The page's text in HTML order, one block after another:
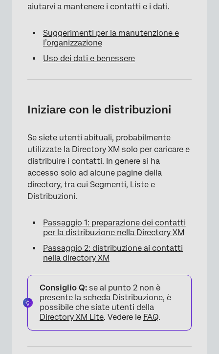
aiutarvi a mantenere i contatti e i dati.
Suggerimenti per la manutenzione e
l’organizzazione
Uso dei dati e benessere
Iniziare con le distribuzioni
Se siete utenti abituali, probabilmente
utilizzate la Directory XM solo per caricare e
distribuire i contatti. In genere si ha
accesso solo ad alcune pagine della
directory, tra cui Segmenti, Liste e
Distribuzioni.
Passaggio 1: preparazione dei contatti
per la distribuzione nella Directory XM
Passaggio 2: distribuzione ai contatti
nella directory XM
Consiglio Q: se al punto 2 non è
presente la scheda Distribuzione, è
possibile che siate utenti della
Directory XM Lite. Vedere le FAQ.